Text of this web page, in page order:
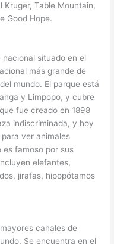
Kruger, Table Mountain,
Good Hope.
nacional situado en el
más grande de
mundo. El parque está
y Limpopo, y cubre
fue creado en 1898
indiscriminada, y hoy
ver animales
es famoso por sus
elefantes,
jirafas, hipopótamos
canales de
Se encuentra en el